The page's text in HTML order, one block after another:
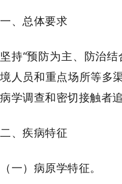
一、总体要求
坚持“预防为主、防治
境人员和重点场所等多
病学调查和密切接触者
二、疾病特征
（一）病原学特征。